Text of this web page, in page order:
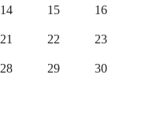
14 15 16
21 22 23
28 29 30